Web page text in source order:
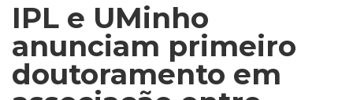
IPL e UMinho
anunciam primeiro
doutoramento em